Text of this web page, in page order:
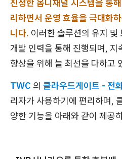
진정한 옴니채널 시스템을 통
리하면서 운영 효율을 극대화
니다. 이러한 솔루션의 유지 및
개발 인력을 통해 진행되며, 지
향상을 위해 늘 최선을 다하고
TWC 의 클라우드게이트 - 전
리자가 사용하기에 편리하며,
양한 기능을 아래와 같이 제공